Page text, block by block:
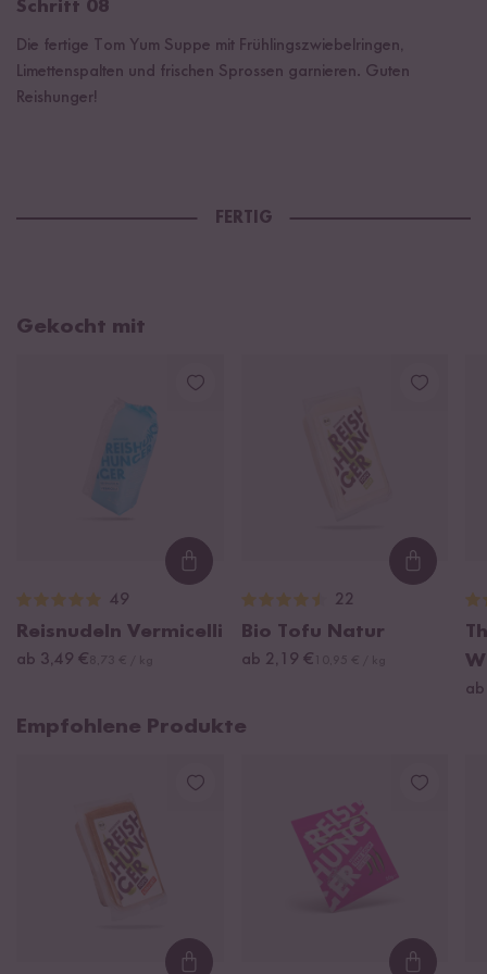
Schritt 08
Die fertige Tom Yum Suppe mit Frühlingszwiebelringen,
Limettenspalten und frischen Sprossen garnieren. Guten
Reishunger!
FERTIG
Gekocht mit
Loading...
49
Reisnudeln Vermicelli
ab 3,49 €
22
Bio Tofu Natur
ab 2,19 €
Empfohlene Produkte